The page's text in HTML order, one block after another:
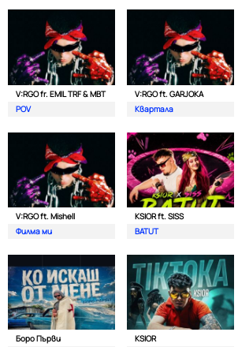
V:RGO fr. EMIL TRF & MBT
POV
V:RGO ft. GARJOKA
Квартала
V:RGO ft. Mishell
Филма ми
KSIOR ft. SISS
BATUT
Боро Първи
KSIOR